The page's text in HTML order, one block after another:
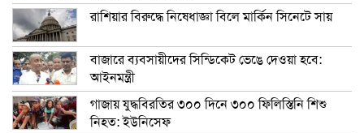
রাশিয়ার বিরুদ্ধে নিষেধাজ্ঞা বিলে মার্কিন সিনেটে সায়
বাজারে ব্যবসায়ীদের সিন্ডিকেট ভেঙে দেওয়া হবে:
আইনমন্ত্রী
গাজায় যুদ্ধবিরতির ৩০০ দিনে ৩০০ ফিলিস্তিনি শিশু
নিহত: ইউনিসেফ